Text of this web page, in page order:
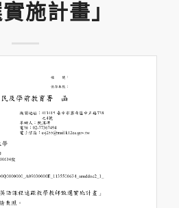
施計畫」